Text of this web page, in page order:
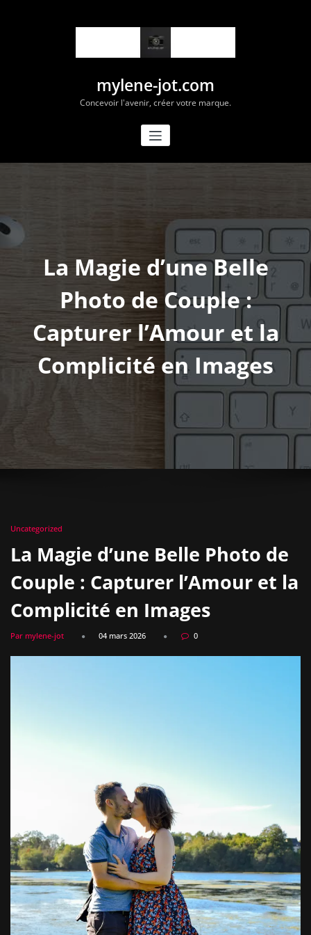
mylene-jot.com
Concevoir l'avenir, créer votre marque.
La Magie d’une Belle
Photo de Couple :
Capturer l’Amour et la
Complicité en Images
Uncategorized
La Magie d’une Belle Photo de
Couple : Capturer l’Amour et la
Complicité en Images
Par mylene-jot 04 mars 2026 0